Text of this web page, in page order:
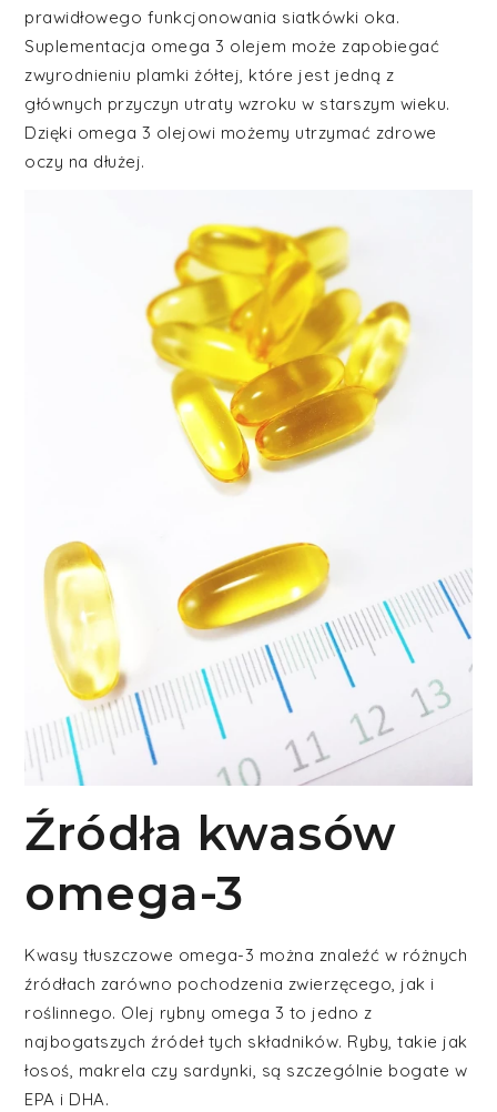
prawidłowego funkcjonowania siatkówki oka.
Suplementacja omega 3 olejem może zapobiegać
zwyrodnieniu plamki żółtej, które jest jedną z
głównych przyczyn utraty wzroku w starszym wieku.
Dzięki omega 3 olejowi możemy utrzymać zdrowe
oczy na dłużej.
Źródła kwasów
omega-3
Kwasy tłuszczowe omega-3 można znaleźć w różnych
źródłach zarówno pochodzenia zwierzęcego, jak i
roślinnego. Olej rybny omega 3 to jedno z
najbogatszych źródeł tych składników. Ryby, takie jak
łosoś, makrela czy sardynki, są szczególnie bogate w
EPA i DHA.